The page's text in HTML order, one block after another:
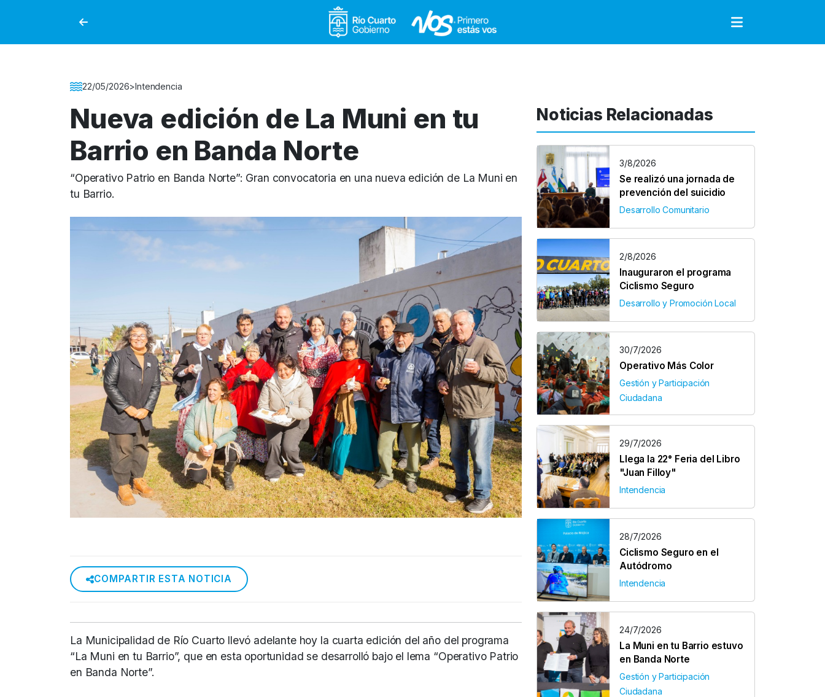
Gobierno de Río Cuarto
Detalle de la Noticia
22/05/2026>Intendencia
Nueva edición de La Muni en tu
Barrio en Banda Norte
“Operativo Patrio en Banda Norte”: Gran convocatoria en una nueva edición de La Muni en
tu Barrio.
COMPARTIR ESTA NOTICIA
La Municipalidad de Río Cuarto llevó adelante hoy la cuarta edición del año del programa
“La Muni en tu Barrio”, que en esta oportunidad se desarrolló bajo el lema “Operativo Patrio
en Banda Norte”.
Noticias Relacionadas
3/8/2026
Se realizó una jornada de
prevención del suicidio
Desarrollo Comunitario
2/8/2026
Inauguraron el programa
Ciclismo Seguro
Desarrollo y Promoción Local
30/7/2026
Operativo Más Color
Gestión y Participación
Ciudadana
29/7/2026
Llega la 22° Feria del Libro
"Juan Filloy"
Intendencia
28/7/2026
Ciclismo Seguro en el
Autódromo
Intendencia
24/7/2026
La Muni en tu Barrio estuvo
en Banda Norte
Gestión y Participación
Ciudadana